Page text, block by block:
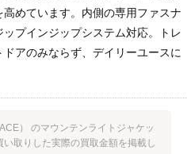
めています。内側の専用ファスナ
プインジップシステム対応。トレ
アのみならず、デイリーユースに
） のマウンテンライトジャケッ
い取りした実際の買取金額を掲載し